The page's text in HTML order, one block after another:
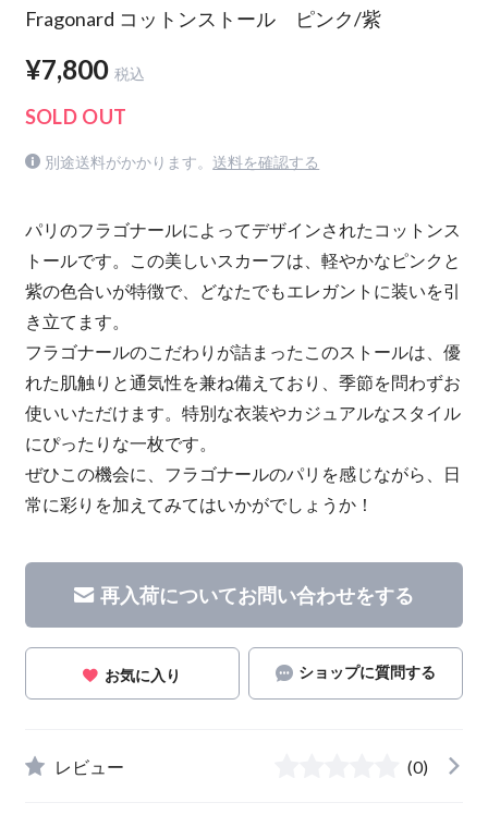
Fragonard コットンストール ピンク/紫
¥7,800 税込
SOLD OUT
別途送料がかかります。 送料を確認する
パリのフラゴナールによってデザインされたコットンス
トールです。この美しいスカーフは、軽やかなピンクと
紫の色合いが特徴で、どなたでもエレガントに装いを引
き立てます。
フラゴナールのこだわりが詰まったこのストールは、優
れた肌触りと通気性を兼ね備えており、季節を問わずお
使いいただけます。特別な衣装やカジュアルなスタイル
にぴったりな一枚です。
ぜひこの機会に、フラゴナールのパリを感じながら、日
常に彩りを加えてみてはいかがでしょうか！
再入荷についてお問い合わせをする
お気に入り ショップに質問する
レビュー (0)